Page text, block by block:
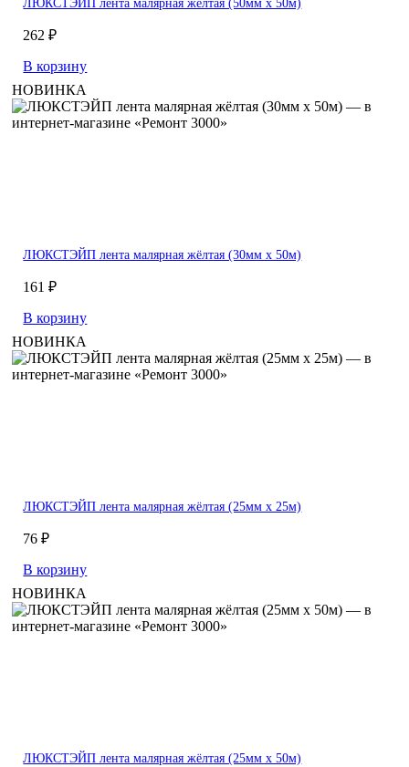
ЛЮКСТЭЙП лента малярная жёлтая (50мм х 50м)
262 ₽
В корзину
НОВИНКА
ЛЮКСТЭЙП лента малярная жёлтая (30мм х 50м)
161 ₽
В корзину
НОВИНКА
ЛЮКСТЭЙП лента малярная жёлтая (25мм х 25м)
76 ₽
В корзину
НОВИНКА
ЛЮКСТЭЙП лента малярная жёлтая (25мм х 50м)